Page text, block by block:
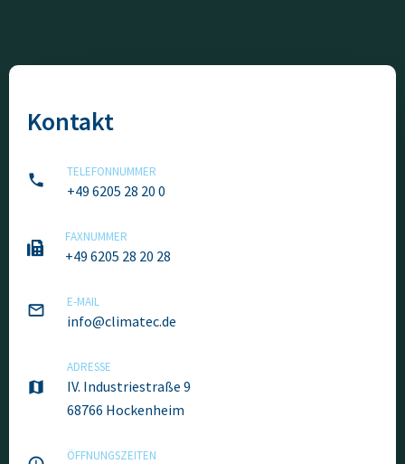
Kontakt
TELEFONNUMMER
+49 6205 28 20 0
FAXNUMMER
+49 6205 28 20 28
E-MAIL
info@climatec.de
ADRESSE
IV. Industriestraße 9
68766 Hockenheim
ÖFFNUNGSZEITEN